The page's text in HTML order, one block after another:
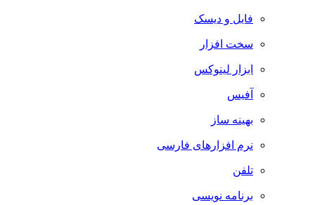
فایل و دیسک
سخت افزار
ابزار لینوکس
آفیس
بهینه ساز
نرم افزارهای فارسی
تلفن
برنامه نویسی